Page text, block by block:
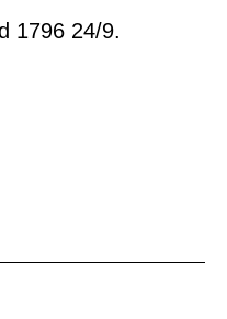
1796 24/9.